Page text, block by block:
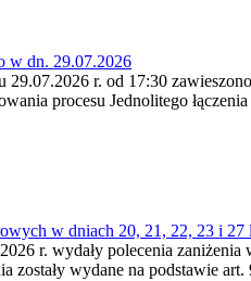
w dn. 29.07.2026
r. od 17:30
procesu Jednolitego
w dniach 20, 21, 22, 23 i 27
r. wydały polecenia
zostały wydane na podstawie